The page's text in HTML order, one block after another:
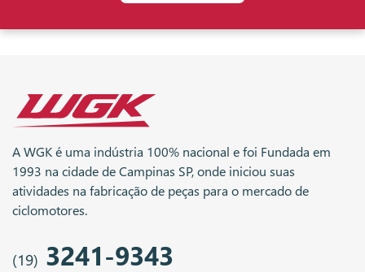
A WGK é uma indústria 100% nacional e foi Fundada em
1993 na cidade de Campinas SP, onde iniciou suas
atividades na fabricação de peças para o mercado de
ciclomotores.
(19) 3241-9343